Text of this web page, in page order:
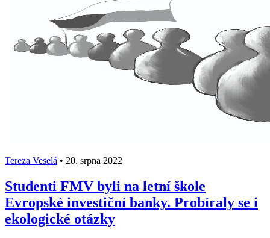
Tereza Veselá • 20. srpna 2022
Studenti FMV byli na letní škole
Evropské investiční banky. Probíraly se i
ekologické otázky